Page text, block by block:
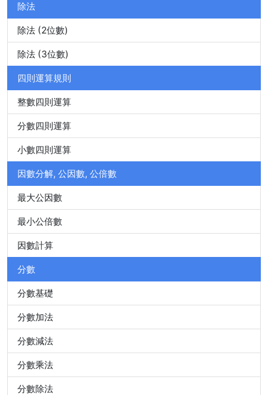
除法
除法 (2位數)
除法 (3位數)
四則運算規則
整數四則運算
分數四則運算
小數四則運算
因數分解, 公因數, 公倍數
最大公因數
最小公倍數
因數計算
分數
分數基礎
分數加法
分數減法
分數乘法
分數除法